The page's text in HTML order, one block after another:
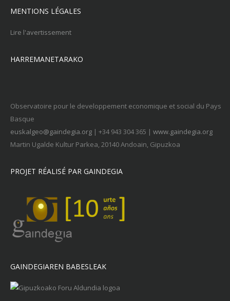
MENTIONS LÉGALES
Lire l'avertissement
HARREMANETARAKO
Observatoire pour le developpement economique et social du Pays
Basque
euskalgeo@gaindegia.org | +34 943 304 365 | www.gaindegia.org
Martin Ugalde Kultur Parkea, 20140 Andoain, Gipuzkoa
PROJET RÉALISÉ PAR GAINDEGIA
GAINDEGIAREN BABESLEAK